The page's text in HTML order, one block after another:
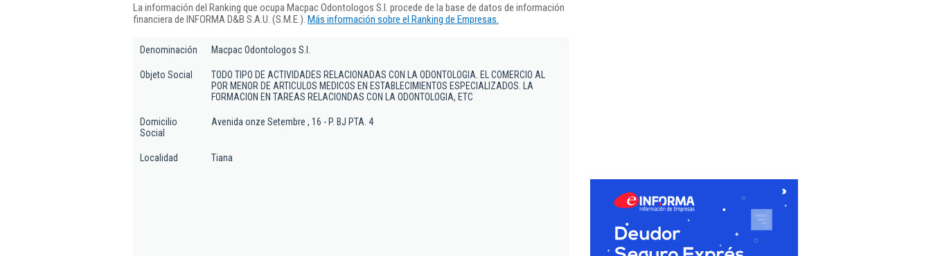
La información del Ranking que ocupa Macpac Odontologos S.l. procede de la base de datos de información
financiera de INFORMA D&B S.A.U. (S.M.E.). Más información sobre el Ranking de Empresas.
Denominación Macpac Odontologos S.l.
Objeto Social
TODO TIPO DE ACTIVIDADES RELACIONADAS CON LA ODONTOLOGIA. EL COMERCIO AL
POR MENOR DE ARTICULOS MEDICOS EN ESTABLECIMIENTOS ESPECIALIZADOS. LA
FORMACION EN TAREAS RELACIONDAS CON LA ODONTOLOGIA, ETC
Domicilio
Social
Avenida onze Setembre , 16 - P. BJ PTA. 4
Localidad Tiana